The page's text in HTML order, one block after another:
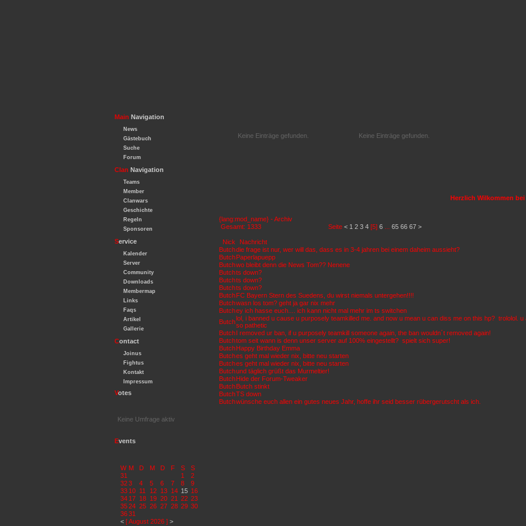
Main Navigation
News
Gästebuch
Suche
Forum
Clan Navigation
Teams
Member
Clanwars
Geschichte
Regeln
Sponsoren
Service
Kalender
Server
Community
Downloads
Membermap
Links
Faqs
Artikel
Gallerie
Contact
Joinus
Fightus
Kontakt
Impressum
Votes
Keine Umfrage aktiv
Events
W M D M D F S
S
31
1
2
32 3 4 5 6 7 8
9
33 10 11 12 13 14 15 16
34 17 18 19 20 21 22 23
35 24 25 26 27 28 29 30
36 31
<[ August 2026 ] >
Keine Einträge gefunden. Keine Einträge gefunden.
Herzlich Wilkommen bei
{lang:mod_name} - Archiv
Gesamt: 1333
Seite < 1 2 3 4[5] 6... 65 66 67 >
Nick Nachricht
Butchdie frage ist nur, wer will das, dass es in 3-4 jahren bei einem daheim aussieht?
Butch Paperlapuepp
Butchwo bleibt denn die News Tom?? Nenene
Butchts down?
Butchts down?
Butchts down?
Butch FC Bayern Stern des Suedens, du wirst niemals untergehen!!!!
Butchwasn los tom? geht ja gar nix mehr
Butchey ich hasse euch.... ich kann nicht mal mehr im ts switchen
Butchlol, i banned u cause u purposely teamkilled me. and now u mean u can diss me on this hp? trololol. u
so pathetic
Butch I removed ur ban, if u purposely teamkill someone again, the ban wouldn´t removed again!
Butchtom seit wann is denn unser server auf 100% eingestellt? spielt sich super!
Butch Happy Birthday Emma
Butches geht mal wieder nix, bitte neu starten
Butches geht mal wieder nix, bitte neu starten
Butchund täglich grüßt das Murmeltier!
Butch Hide der Forum-Tweaker
Butch Butch stinkt
ButchTS down
Butchwünsche euch allen ein gutes neues Jahr, hoffe ihr seid besser rübergerutscht als ich.